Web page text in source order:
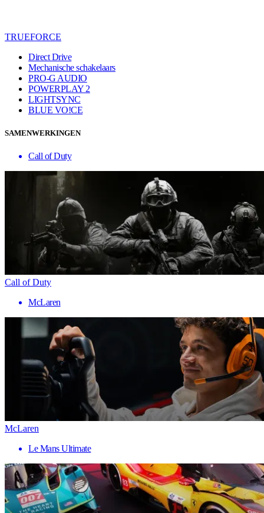
TRUEFORCE
Direct Drive
Mechanische schakelaars
PRO-G AUDIO
POWERPLAY 2
LIGHTSYNC
BLUE VO!CE
SAMENWERKINGEN
Call of Duty
Call of Duty
McLaren
McLaren
Le Mans Ultimate